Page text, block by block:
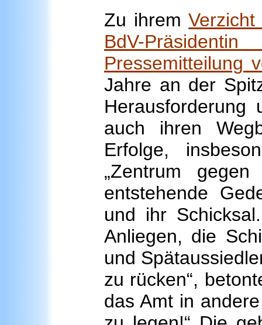
Zu ihrem
BdV-
Pressemitteilung
Jahre an der
Herausforderung
auch ihren
Erfolge,
„Zentrum
entstehende
und ihr
Anliegen, die
und
zu rücken“,
das Amt in